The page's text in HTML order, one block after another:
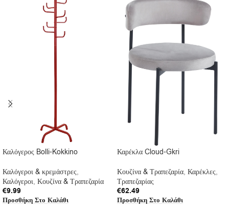
Καλόγερος Bolli-Kokkino
Καλόγεροι & κρεμάστρες,
Καλόγεροι, Κουζίνα & Τραπεζαρία
€9.99
Προσθήκη Στο Καλάθι
Καρέκλα Cloud-Gkri
Κουζίνα & Τραπεζαρία, Καρέκλες,
Τραπεζαρίας
€62.49
Προσθήκη Στο Καλάθι